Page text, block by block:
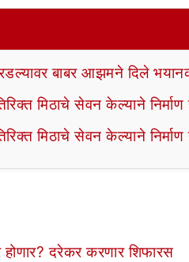
बाबर आझमने दिले
मिठाचे सेवन केल्याने निर्माण
मिठाचे सेवन केल्याने निर्माण
दरेकर करणार शिफारस